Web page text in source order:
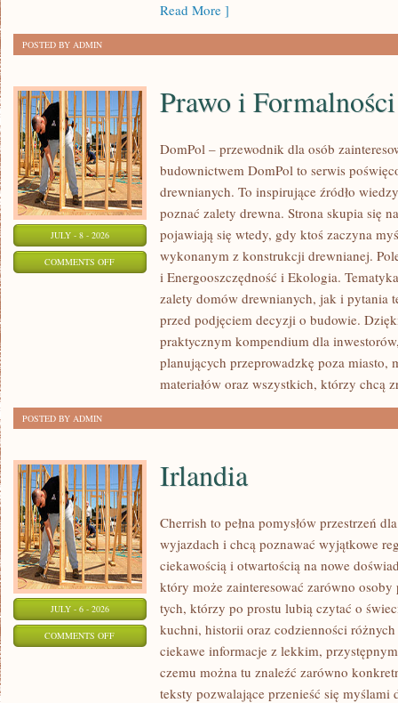
Read More ]
POSTED BY ADMIN
JULY - 8 - 2026
COMMENTS OFFON
FORMALNOŚCI
Prawo i Formalności
DomPol – przewodnik dla osób
budownictwem DomPol to serwis
drewnianych. To inspirujące źródło
poznać zalety drewna. Strona skupia się
pojawiają się wtedy, gdy ktoś zaczyna
wykonanym z konstrukcji drewnianej.
i Energooszczędność i Ekologia.
zalety domów drewnianych, jak i pytania
przed podjęciem decyzji o budowie.
praktycznym kompendium dla
planujących przeprowadzkę poza miasto,
materiałów oraz wszystkich, którzy chcą
POSTED BY ADMIN
JULY - 6 - 2026
COMMENTS OFFON
Irlandia
Cherrish to pełna pomysłów przestrzeń
wyjazdach i chcą poznawać wyjątkowe
ciekawością i otwartością na nowe
który może zainteresować zarówno
tych, którzy po prostu lubią czytać o
kuchni, historii oraz codzienności
ciekawe informacje z lekkim,
czemu można tu znaleźć zarówno
teksty pozwalające przenieść się myślami